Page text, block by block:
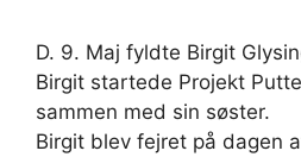
D. 9. Maj fyldte Birgit
Birgit startede Projekt
sammen med sin søster.
Birgit blev fejret på dagen